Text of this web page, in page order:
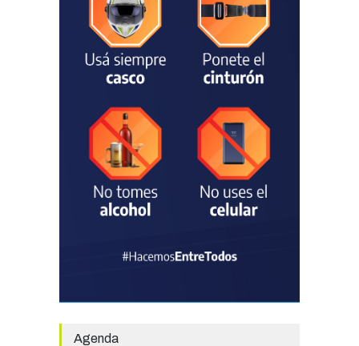
ocupación turística, aunque
el sector mantiene la
preocupación por la crisis
TURISMO 03/08/2026
Chascomús incorporó una
hidrometeorológica para
fortalecer el monitoreo y la
prevención ante eventos
Agenda